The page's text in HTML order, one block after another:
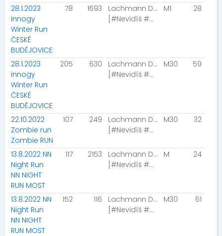
28.1.2023
innogy
Winter Run
ČESKÉ
BUDĚJOVICE
78 1693
Lachmann Daniel
[#Nevidíš #uslyšíš]
M1 28
28.1.2023
innogy
Winter Run
ČESKÉ
BUDĚJOVICE
205 630
Lachmann Daniel
[#Nevidíš #uslyšíš]
M30 59
22.10.2022
Zombie run
Zombie RUN
107 249
Lachmann Daniel
[#Nevidíš #uslyšíš]
M30 32
13.8.2022 NN
Night Run
NN NIGHT
RUN MOST
117 2153
Lachmann Daniel
[#Nevidíš #uslyšíš]
M 24
13.8.2022 NN
Night Run
NN NIGHT
RUN MOST
152 116
Lachmann Daniel
[#Nevidíš #uslyšíš]
M30 61